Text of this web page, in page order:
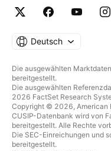
Deutsch
Die ausgewählten
bereitgestellt.
Die ausgewählten
2026 FactSet Research
Copyright © 2026, American
CUSIP-Datenbank wird von
bereitgestellt. Alle Rechte
Die SEC-Einreichungen und
bereitgestellt.